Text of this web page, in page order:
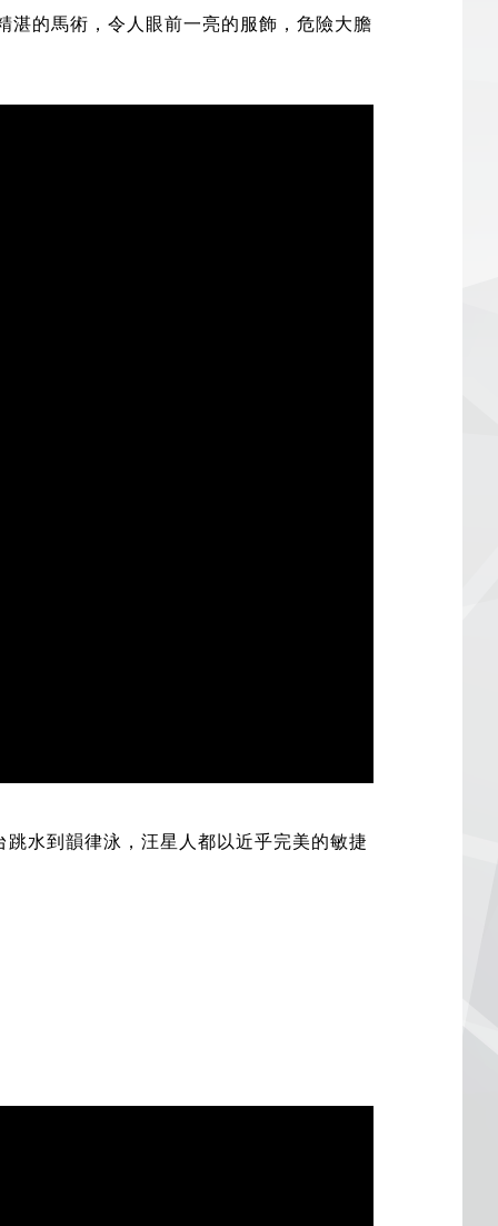
湛的馬術，令人眼前一亮的服飾，危險大膽
水到韻律泳，汪星人都以近乎完美的敏捷